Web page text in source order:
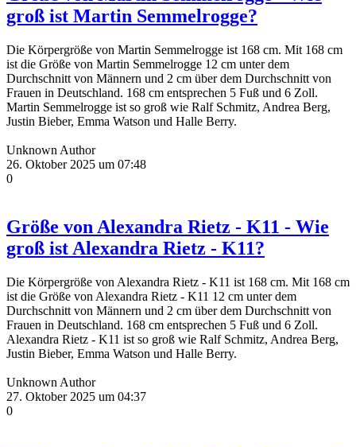
groß ist Martin Semmelrogge?
Die Körpergröße von Martin Semmelrogge ist 168 cm. Mit 168 cm
ist die Größe von Martin Semmelrogge 12 cm unter dem
Durchschnitt von Männern und 2 cm über dem Durchschnitt von
Frauen in Deutschland. 168 cm entsprechen 5 Fuß und 6 Zoll.
Martin Semmelrogge ist so groß wie Ralf Schmitz, Andrea Berg,
Justin Bieber, Emma Watson und Halle Berry.
Unknown Author
26. Oktober 2025 um 07:48
0
Größe von Alexandra Rietz - K11 - Wie
groß ist Alexandra Rietz - K11?
Die Körpergröße von Alexandra Rietz - K11 ist 168 cm. Mit 168 cm
ist die Größe von Alexandra Rietz - K11 12 cm unter dem
Durchschnitt von Männern und 2 cm über dem Durchschnitt von
Frauen in Deutschland. 168 cm entsprechen 5 Fuß und 6 Zoll.
Alexandra Rietz - K11 ist so groß wie Ralf Schmitz, Andrea Berg,
Justin Bieber, Emma Watson und Halle Berry.
Unknown Author
27. Oktober 2025 um 04:37
0